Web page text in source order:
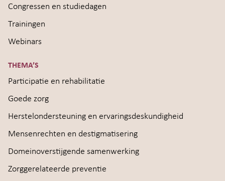
Congressen en studiedagen
Trainingen
Webinars
THEMA’S
Participatie en rehabilitatie
Goede zorg
Herstelondersteuning en ervaringsdeskundigheid
Mensenrechten en destigmatisering
Domeinoverstijgende samenwerking
Zorggerelateerde preventie